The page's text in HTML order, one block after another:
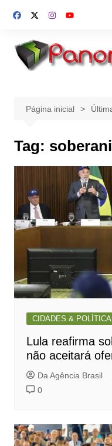
para
conteúdo
Página inicial
Tag:
CIDADES & POLÍTICA
Lula reafirma
não aceitará
Da Agência Brasil
0